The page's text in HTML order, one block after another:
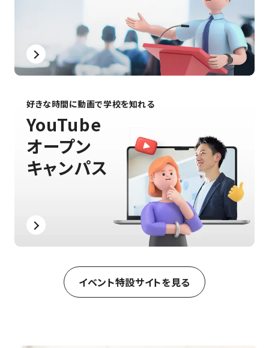
好きな時間に動画で学校を知れる
YouTube
オープン
キャンパス
イベント特設サイトを見る